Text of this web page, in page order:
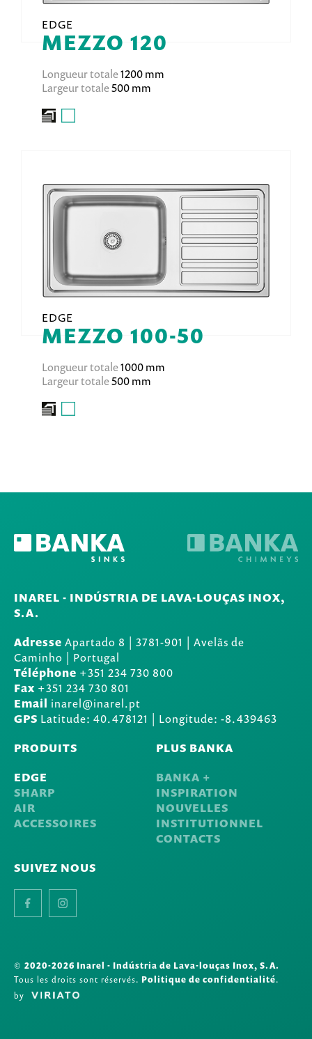
EDGE
MEZZO 120
Longueur totale1200 mm
Largeur totale500 mm
EDGE
MEZZO 100-50
Longueur totale1000 mm
Largeur totale500 mm
INAREL - INDÚSTRIA DE LAVA-LOUÇAS INOX,
S.A.
Adresse Apartado 8 | 3781-901 | Avelãs de
Caminho | Portugal
Téléphone +351 234 730 800
Fax +351 234 730 801
Email inarel@inarel.pt
GPS Latitude: 40.478121 | Longitude: -8.439463
PRODUITS
EDGE
SHARP
AIR
ACCESSOIRES
PLUS BANKA
BANKA +
INSPIRATION
NOUVELLES
INSTITUTIONNEL
CONTACTS
SUIVEZ NOUS
FacebookInstagram
© 2020-2026 Inarel - Indústria de Lava-louças Inox, S.A.
Tous les droits sont réservés. Politique de confidentialité.
by